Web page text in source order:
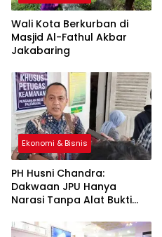
Wali Kota Berkurban di
Masjid Al-Fathul Akbar
Jakabaring
Ekonomi & Bisnis
PH Husni Chandra:
Dakwaan JPU Hanya
Narasi Tanpa Alat Bukti